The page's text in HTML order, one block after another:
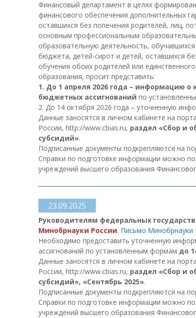
Финансовый департамент в целях
финансового обеспечения дополнительных
оставшихся без попечения родителей, лиц,
основным профессиональным
образовательную деятельность,
бюджета, детей-сирот и детей, оставшихся
обучения обоих родителей или
образования, просит представить:
1. До 1 апреля 2026 года – информацию
бюджетных ассигнований по
2. До 14 октября 2026 года – уточненную
Данные заносятся в личном кабинете на
России, http://www.сbias.ru, раздел «Сбор и
субсидий».
Подписанные документы подкрепляются на
Справки по подготовке информации можно
учреждений высшего образования
23.09.2025
Руководителям федеральных
Минобрнауки России. Письмо Минобрнауки
Необходимо предоставить уточненную
ассигнований по установленным формам до
Данные заносятся в личном кабинете на
России, http://www.сbias.ru, раздел «Сбор и
субсидий», «Сентябрь 2025».
Подписанные документы подкрепляются на
Справки по подготовке информации можно
учреждений высшего образования